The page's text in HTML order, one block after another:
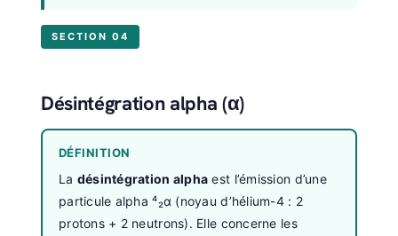
SECTION 04
Désintégration alpha (α)
DÉFINITION
La désintégration alpha est l’émission d’une
particule alpha ⁴₂α (noyau d’hélium-4 : 2
protons + 2 neutrons). Elle concerne les